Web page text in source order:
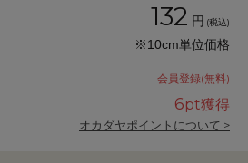
132 円 (税込)
※10cm単位価格
会員登録(無料)
6pt獲得
オカダヤポイントについて >